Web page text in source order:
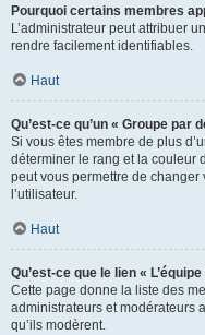
Pourquoi certains membres
L’administrateur peut attribuer
rendre facilement identifiables.
Haut
Qu’est-ce qu’un « Groupe par
Si vous êtes membre de plus
déterminer le rang et la couleur
peut vous permettre de
l’utilisateur.
Haut
Qu’est-ce que le lien «
Cette page donne la liste des
administrateurs et modérateurs
qu’ils modèrent.